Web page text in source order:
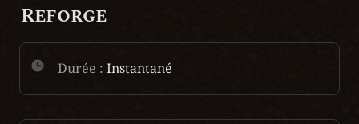
Reforge
Durée : Instantané